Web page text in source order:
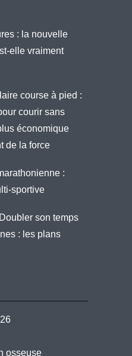
: la nouvelle
elle vraiment
course à pied :
courir sans
économique
de la force
:
sportive
Doubler son temps
: les plans
osseuse